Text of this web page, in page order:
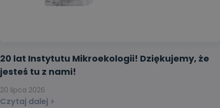
20 lat Instytutu Mikroekologii! Dziękujemy, że
jesteś tu z nami!
Czytaj dalej >
20 lipca 2026